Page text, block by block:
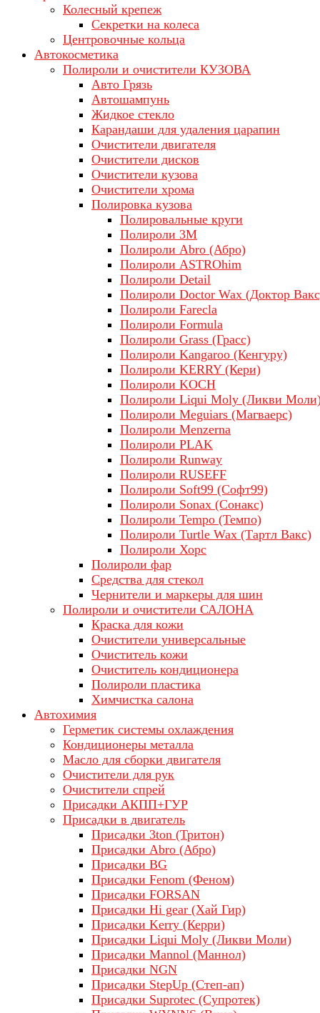
Колесный крепеж
Секретки на колеса
Центровочные кольца
Автокосметика
Полироли и очистители КУЗОВА
Авто Грязь
Автошампунь
Жидкое стекло
Карандаши для удаления царапин
Очистители двигателя
Очистители дисков
Очистители кузова
Очистители хрома
Полировка кузова
Полировальные круги
Полироли 3М
Полироли Abro (Абро)
Полироли ASTROhim
Полироли Detail
Полироли Doctor Wax (Доктор
Полироли Farecla
Полироли Formula
Полироли Grass (Грасс)
Полироли Kangaroo (Кенгуру)
Полироли KERRY (Кери)
Полироли KOCH
Полироли Liqui Moly (Ликви
Полироли Meguiars (Магваерс)
Полироли Menzerna
Полироли PLAK
Полироли Runway
Полироли RUSEFF
Полироли Soft99 (Софт99)
Полироли Sonax (Сонакс)
Полироли Tempo (Темпо)
Полироли Turtle Wax (Тартл Вакс)
Полироли Хорс
Полироли фар
Средства для стекол
Чернители и маркеры для шин
Полироли и очистители САЛОНА
Краска для кожи
Очистители универсальные
Очиститель кожи
Очиститель кондиционера
Полироли пластика
Химчистка салона
Автохимия
Герметик системы охлаждения
Кондиционеры металла
Масло для сборки двигателя
Очистители для рук
Очистители спрей
Присадки АКПП+ГУР
Присадки в двигатель
Присадки 3ton (Тритон)
Присадки Abro (Абро)
Присадки BG
Присадки Fenom (Феном)
Присадки FORSAN
Присадки Hi gear (Хай Гир)
Присадки Kerry (Керри)
Присадки Liqui Moly (Ликви Моли)
Присадки Mannol (Маннол)
Присадки NGN
Присадки StepUp (Степ-ап)
Присадки Suprotec (Супротек)